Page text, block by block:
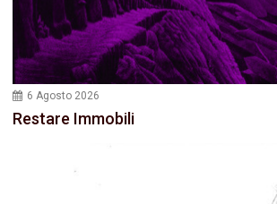
6 Agosto 2026
Restare Immobili